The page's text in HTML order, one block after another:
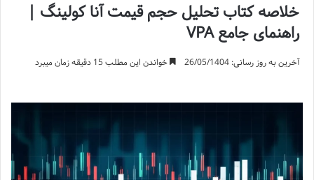
خلاصه کتاب تحلیل حجم قیمت آنا کولینگ |
راهنمای جامع VPA
آخرین به روز رسانی: 26/05/1404 خواندن این مطلب 15 دقیقه زمان میبرد